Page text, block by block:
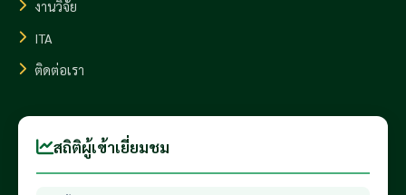
งานวิจัย
ITA
ติดต่อเรา
สถิติผู้เข้าเยี่ยมชม